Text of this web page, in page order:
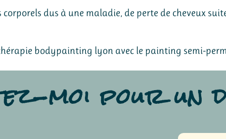
dus à une maladie, de perte de cheveux
thérapie bodypainting lyon avec le painting semi-
moi pour un